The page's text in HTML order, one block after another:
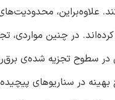
علاوه‌براین،
کرده‌اند. در چنین
بهینه در سناریوهای